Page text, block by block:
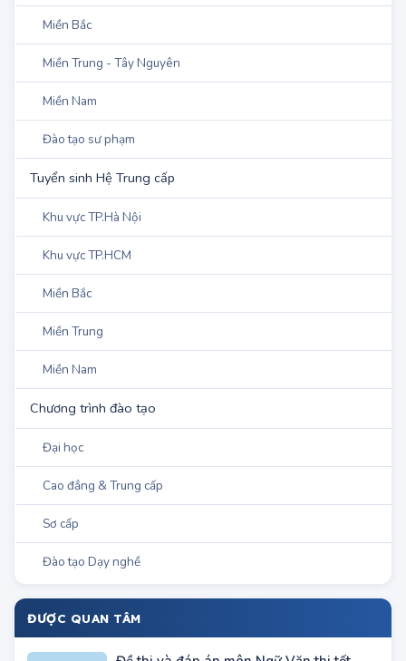
Khu vực TP.HCM
Miền Bắc
Miền Trung - Tây Nguyên
Miền Nam
Đào tạo sư phạm
Tuyển sinh Hệ Trung cấp
Khu vực TP.Hà Nội
Khu vực TP.HCM
Miền Bắc
Miền Trung
Miền Nam
Chương trình đào tạo
Đại học
Cao đẳng & Trung cấp
Sơ cấp
Đào tạo Dạy nghề
ĐƯỢC QUAN TÂM